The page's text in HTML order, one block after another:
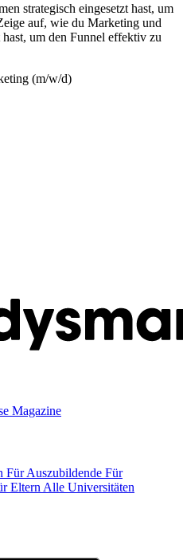
strategisch eingesetzt hast, um
auf, wie du Marketing und
hast, um den Funnel effektiv zu
(m/w/d)
Magazine
Für Auszubildende Für
Eltern Alle Universitäten